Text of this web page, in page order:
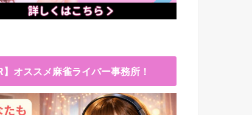
】オススメ麻雀ライバー事務所！